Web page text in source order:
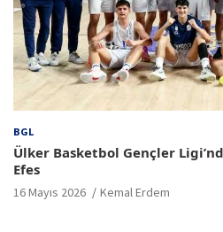
BGL
Ülker Basketbol Gençler
Efes
16 Mayıs 2026 Kemal Erdem